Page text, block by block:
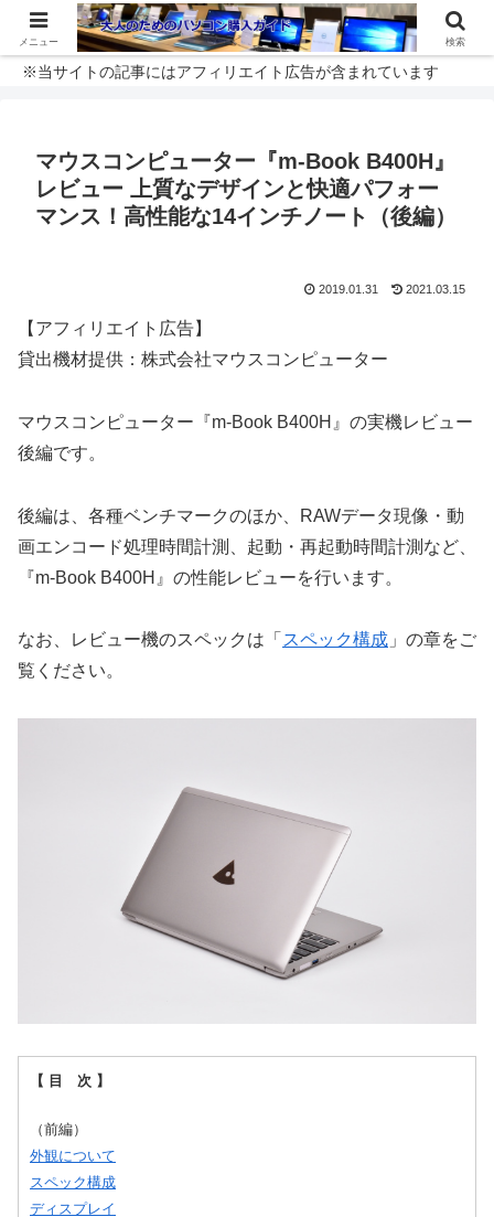
※当サイトの記事にはアフィリエイト広告が含まれています
マウスコンピューター『m-Book B400H』
レビュー 上質なデザインと快適パフォー
マンス！高性能な14インチノート（後編）
2019.01.31 2021.03.15
【アフィリエイト広告】
貸出機材提供：株式会社マウスコンピューター
マウスコンピューター『m-Book B400H』の実機レビュー
後編です。
後編は、各種ベンチマークのほか、RAWデータ現像・動
画エンコード処理時間計測、起動・再起動時間計測など、
『m-Book B400H』の性能レビューを行います。
なお、レビュー機のスペックは「 スペック構成 」の章をご
覧ください。
【 目 次 】
（前編）
外観について
スペック構成
ディスプレイ
メニュー 検索